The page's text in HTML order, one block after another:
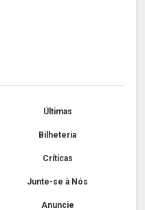
Últimas
Bilheteria
Críticas
Junte-se à Nós
Anuncie